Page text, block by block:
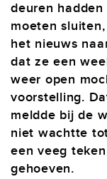
deuren hadden
moeten
het nieuws
dat ze een
weer open
voorstelling.
meldde bij de
niet wachtte
een veeg
gehoeven.